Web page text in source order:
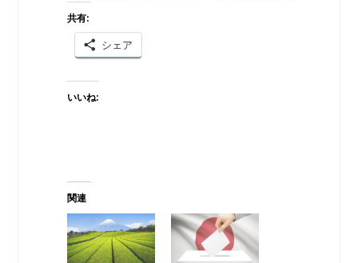
共有:
シェア
いいね:
関連